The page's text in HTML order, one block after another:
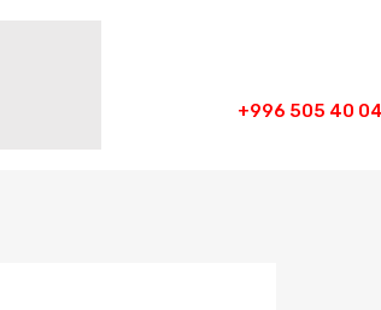
+996 505 40